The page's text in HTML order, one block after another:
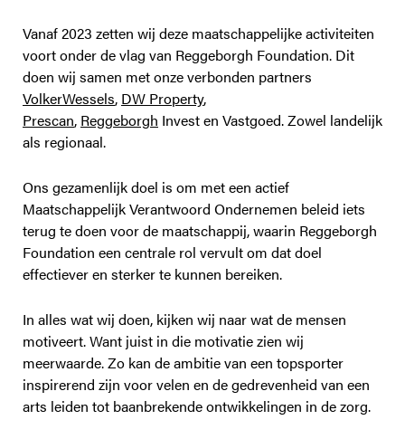
Vanaf 2023 zetten wij deze maatschappelijke activiteiten
voort onder de vlag van Reggeborgh Foundation. Dit
doen wij samen met onze verbonden partners
VolkerWessels, DW Property,
Prescan, Reggeborgh Invest en Vastgoed. Zowel landelijk
als regionaal.
Ons gezamenlijk doel is om met een actief
Maatschappelijk Verantwoord Ondernemen beleid iets
terug te doen voor de maatschappij, waarin Reggeborgh
Foundation een centrale rol vervult om dat doel
effectiever en sterker te kunnen bereiken.
In alles wat wij doen, kijken wij naar wat de mensen
motiveert. Want juist in die motivatie zien wij
meerwaarde. Zo kan de ambitie van een topsporter
inspirerend zijn voor velen en de gedrevenheid van een
arts leiden tot baanbrekende ontwikkelingen in de zorg.